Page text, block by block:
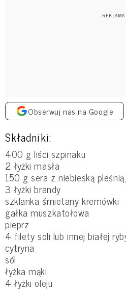
Obserwuj nas na Google
Składniki:
400 g liści szpinaku
2 łyżki masła
150 g sera z niebieską
3 łyżki brandy
szklanka śmietany kremówki
gałka muszkatołowa
pieprz
4 filety soli lub innej białej
cytryna
sól
łyżka mąki
4 łyżki oleju